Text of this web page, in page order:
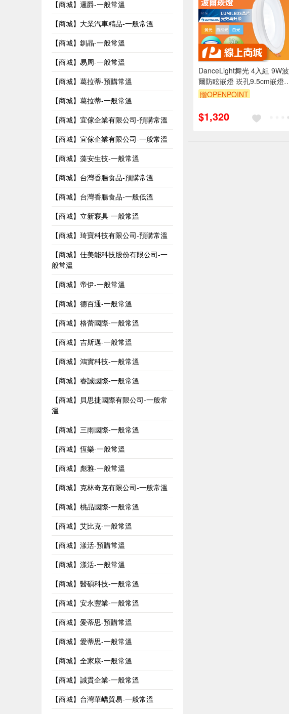
【商城】邏爵-一般常溫
【商城】大業汽車精品-一般常溫
【商城】釧晶-一般常溫
【商城】易周-一般常溫
【商城】葛拉蒂-預購常溫
【商城】葛拉蒂-一般常溫
【商城】宜傢企業有限公司-預購常溫
【商城】宜傢企業有限公司-一般常溫
【商城】藻安生技-一般常溫
【商城】台灣香腸食品-預購常溫
【商城】台灣香腸食品-一般低溫
【商城】立新寢具-一般常溫
【商城】琦寶科技有限公司-預購常溫
【商城】佳美能科技股份有限公司-一
般常溫
【商城】帝伊-一般常溫
【商城】德百通-一般常溫
【商城】格蕾國際-一般常溫
【商城】吉斯邁-一般常溫
【商城】鴻實科技-一般常溫
【商城】睿誠國際-一般常溫
【商城】貝思捷國際有限公司-一般常
溫
【商城】三雨國際-一般常溫
【商城】恆樂-一般常溫
【商城】彪雅-一般常溫
【商城】克林奇克有限公司-一般常溫
【商城】桃品國際-一般常溫
【商城】艾比克-一般常溫
【商城】漾活-預購常溫
【商城】漾活-一般常溫
【商城】醫碩科技-一般常溫
【商城】安永豐業-一般常溫
【商城】愛蒂思-預購常溫
【商城】愛蒂思-一般常溫
【商城】全家康-一般常溫
【商城】誠貫企業-一般常溫
【商城】台灣華嶠貿易-一般常溫
DanceLight舞光 4入組 9W波
爾防眩嵌燈 崁孔9.5cm嵌燈
LED 坎燈 廣角投射(白光/黃
贈OPENPOINT
$1,320